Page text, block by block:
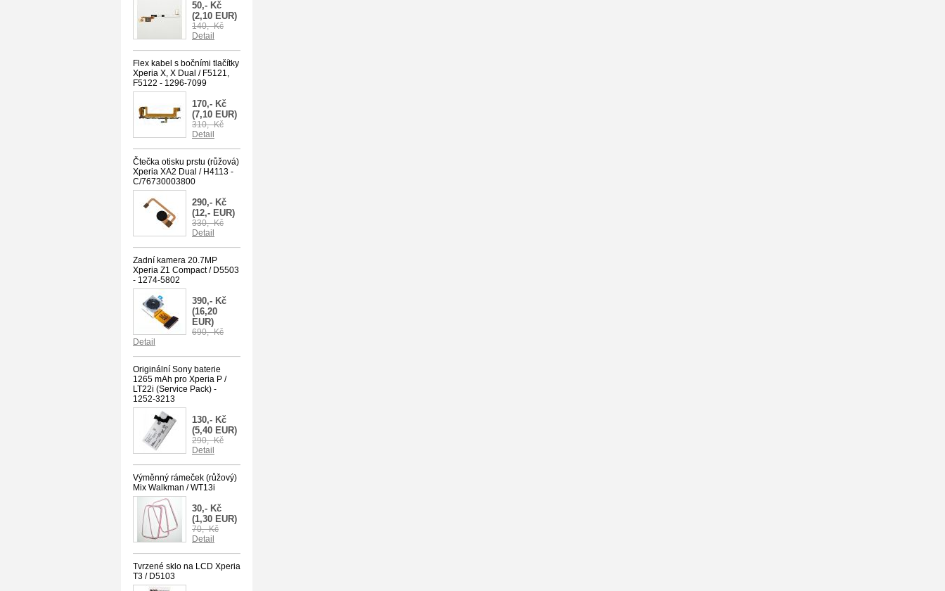
50,- Kč
(2,10 EUR)
140,- Kč
Detail
Flex kabel s bočními tlačítky
Xperia X, X Dual / F5121,
F5122 - 1296-7099
170,- Kč
(7,10 EUR)
310,- Kč
Detail
Čtečka otisku prstu (růžová)
Xperia XA2 Dual / H4113 -
C/76730003800
290,- Kč
(12,- EUR)
330,- Kč
Detail
Zadní kamera 20.7MP
Xperia Z1 Compact / D5503
- 1274-5802
390,- Kč
(16,20
EUR)
690,- Kč
Detail
Originální Sony baterie
1265 mAh pro Xperia P /
LT22i (Service Pack) -
1252-3213
130,- Kč
(5,40 EUR)
290,- Kč
Detail
Výměnný rámeček (růžový)
Mix Walkman / WT13i
30,- Kč
(1,30 EUR)
70,- Kč
Detail
Tvrzené sklo na LCD Xperia
T3 / D5103